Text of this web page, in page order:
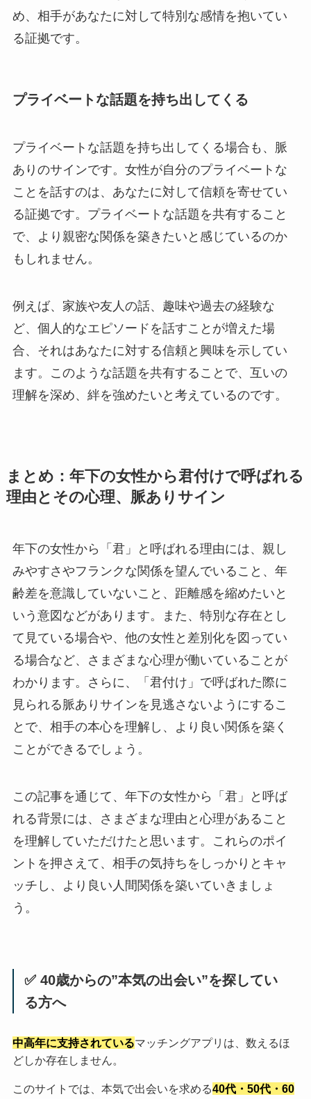
め、相手があなたに対して特別な感情を抱いてい
る証拠です。
プライベートな話題を持ち出してくる
プライベートな話題を持ち出してくる場合も、脈
ありのサインです。女性が自分のプライベートな
ことを話すのは、あなたに対して信頼を寄せてい
る証拠です。プライベートな話題を共有すること
で、より親密な関係を築きたいと感じているのか
もしれません。
例えば、家族や友人の話、趣味や過去の経験な
ど、個人的なエピソードを話すことが増えた場
合、それはあなたに対する信頼と興味を示してい
ます。このような話題を共有することで、互いの
理解を深め、絆を強めたいと考えているのです。
まとめ：年下の女性から君付けで呼ばれる
理由とその心理、脈ありサイン
年下の女性から「君」と呼ばれる理由には、親し
みやすさやフランクな関係を望んでいること、年
齢差を意識していないこと、距離感を縮めたいと
いう意図などがあります。また、特別な存在とし
て見ている場合や、他の女性と差別化を図ってい
る場合など、さまざまな心理が働いていることが
わかります。さらに、「君付け」で呼ばれた際に
見られる脈ありサインを見逃さないようにするこ
とで、相手の本心を理解し、より良い関係を築く
ことができるでしょう。
この記事を通じて、年下の女性から「君」と呼ば
れる背景には、さまざまな理由と心理があること
を理解していただけたと思います。これらのポイ
ントを押さえて、相手の気持ちをしっかりとキャ
ッチし、より良い人間関係を築いていきましょ
う。
✅ 40歳からの”本気の出会い”を探してい
る方へ
中高年に支持されているマッチングアプリは、数えるほ
どしか存在しません。
このサイトでは、本気で出会いを求める40代・50代・60